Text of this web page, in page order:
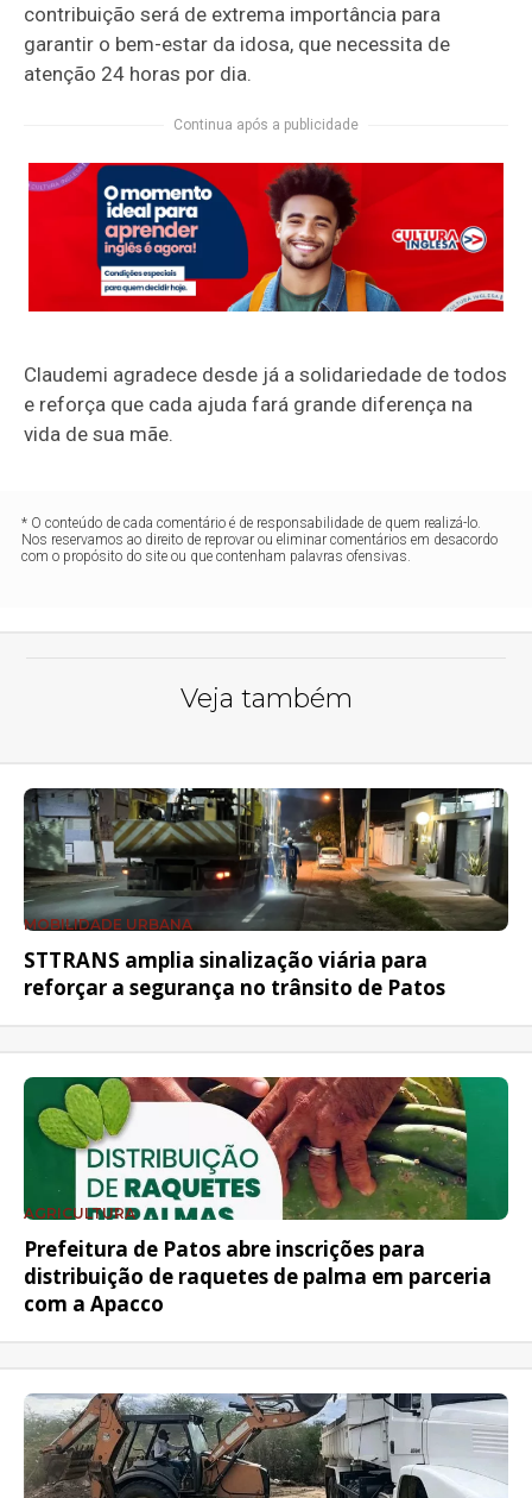
contribuição será de extrema importância para
garantir o bem-estar da idosa, que necessita de
atenção 24 horas por dia.
Continua após a publicidade
Claudemi agradece desde já a solidariedade de todos
e reforça que cada ajuda fará grande diferença na
vida de sua mãe.
* O conteúdo de cada comentário é de responsabilidade de quem realizá-lo.
Nos reservamos ao direito de reprovar ou eliminar comentários em desacordo
com o propósito do site ou que contenham palavras ofensivas.
Veja também
MOBILIDADE URBANA
STTRANS amplia sinalização viária para
reforçar a segurança no trânsito de Patos
AGRICULTURA
Prefeitura de Patos abre inscrições para
distribuição de raquetes de palma em parceria
com a Apacco